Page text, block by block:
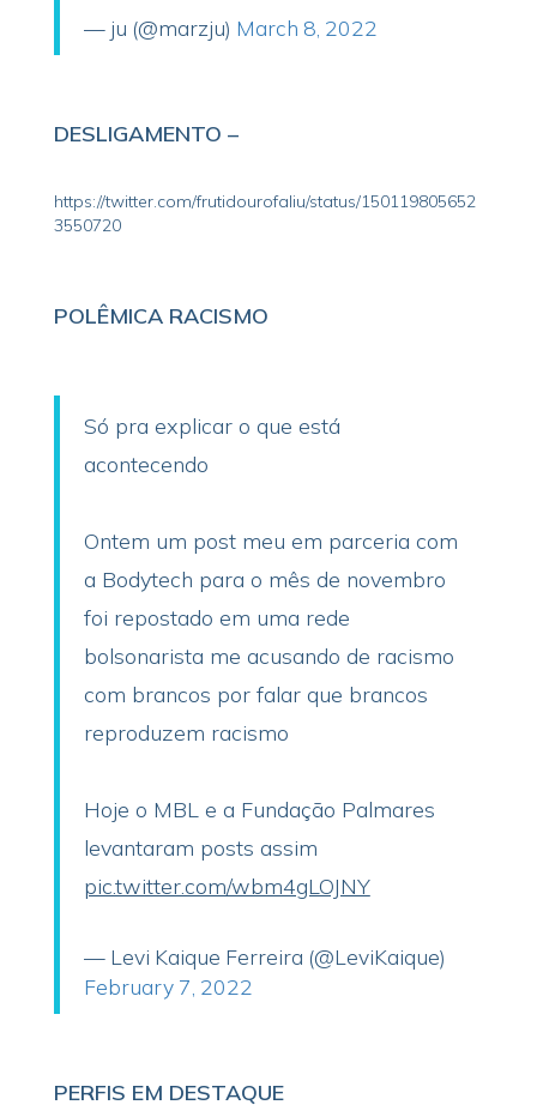
— ju (@marzju) March 8, 2022
DESLIGAMENTO –
https://twitter.com/frutidourofaliu/status/150119805652
3550720
POLÊMICA RACISMO
Só pra explicar o que está
acontecendo
Ontem um post meu em parceria com
a Bodytech para o mês de novembro
foi repostado em uma rede
bolsonarista me acusando de racismo
com brancos por falar que brancos
reproduzem racismo
Hoje o MBL e a Fundação Palmares
levantaram posts assim
pic.twitter.com/wbm4gLOJNY
— Levi Kaique Ferreira (@LeviKaique)
February 7, 2022
PERFIS EM DESTAQUE